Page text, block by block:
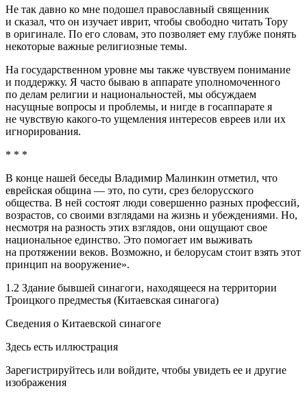
Не так давно ко мне подошел православный священник
и сказал, что он изучает иврит, чтобы свободно читать Тору
в оригинале. По его словам, это позволяет ему глубже понять
некоторые важные религиозные темы.
На государственном уровне мы также чувствуем понимание
и поддержку. Я часто бываю в аппарате уполномоченного
по делам религии и национальностей, мы обсуждаем
насущные вопросы и проблемы, и нигде в госаппарате я
не чувствую какого-то ущемления интересов евреев или их
игнорирования.
* * *
В конце нашей беседы Владимир Малинкин отметил, что
еврейская община — это, по сути, срез белорусского
общества. В ней состоят люди совершенно разных профессий,
возрастов, со своими взглядами на жизнь и убеждениями. Но,
несмотря на разность этих взглядов, они ощущают свое
национальное единство. Это помогает им выживать
на протяжении веков. Возможно, и белорусам стоит взять этот
принцип на вооружение».
1.2 Здание бывшей синагоги, находящееся на территории
Троицкого предместья (Китаевская синагога)
Сведения о Китаевской синагоге
Здесь есть иллюстрация
Зарегистрируйтесь или войдите, чтобы увидеть ее и другие
изображения